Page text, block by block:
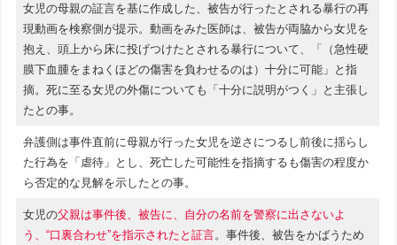
女児の母親の証言を基に作成した、被告が行ったとされる暴行の再
現動画を検察側が提示。動画をみた医師は、被告が両脇から女児を
抱え、頭上から床に投げつけたとされる暴行について、「（急性硬
膜下血腫をまねくほどの傷害を負わせるのは）十分に可能」と指
摘。死に至る女児の外傷についても「十分に説明がつく」と主張し
たとの事。
弁護側は事件直前に母親が行った女児を逆さにつるし前後に揺らし
た行為を「虐待」とし、死亡した可能性を指摘するも傷害の程度か
ら否定的な見解を示したとの事。
女児の父親は事件後、被告に、自分の名前を警察に出さないよ
う、“口裏合わせ”を指示されたと証言。事件後、被告をかばうため